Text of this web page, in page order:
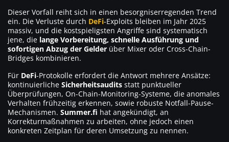
Dieser Vorfall reiht sich in einen besorgniserregenden Trend
ein. Die Verluste durch DeFi-Exploits bleiben im Jahr 2025
massiv, und die kostspieligsten Angriffe sind systematisch
jene, die lange Vorbereitung, schnelle Ausführung und
sofortigen Abzug der Gelder über Mixer oder Cross-Chain-
Bridges kombinieren.
Für DeFi-Protokolle erfordert die Antwort mehrere Ansätze:
kontinuierliche Sicherheitsaudits statt punktueller
Überprüfungen, On-Chain-Monitoring-Systeme, die anomales
Verhalten frühzeitig erkennen, sowie robuste Notfall-Pause-
Mechanismen. Summer.fi hat angekündigt, an
Korrekturmaßnahmen zu arbeiten, ohne jedoch einen
konkreten Zeitplan für deren Umsetzung zu nennen.